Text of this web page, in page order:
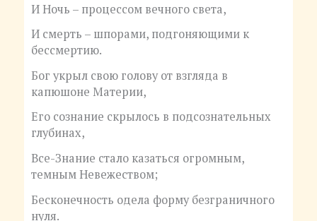
И Ночь – процессом вечного света,
И смерть – шпорами, подгоняющими к
бессмертию.
Бог укрыл свою голову от взгляда в
капюшоне Материи,
Его сознание скрылось в подсознательных
глубинах,
Все-Знание стало казаться огромным,
темным Невежеством;
Бесконечность одела форму безграничного
нуля.